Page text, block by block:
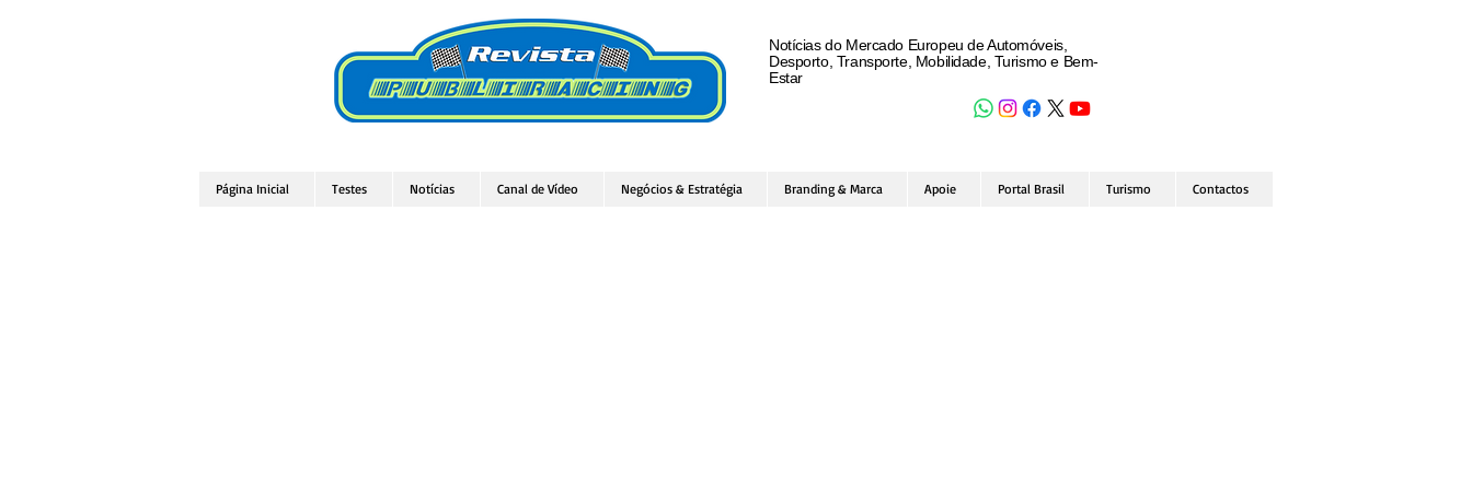
Notícias do Mercado Europeu de Automóveis,
Desporto, Transporte, Mobilidade, Turismo e Bem-
Estar
Página Inicial Testes Notícias Canal de Vídeo Negócios & Estratégia Branding & Marca Apoie Portal Brasil Turismo Contactos